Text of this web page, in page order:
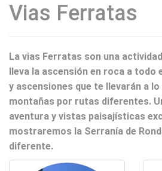
Vias Ferratas
La vias Ferratas son una
lleva la ascensión en roca a todo
y ascensiones que te llevarán a
montañas por rutas diferentes.
aventura y vistas paisajísticas
mostraremos la Serranía de
diferente.